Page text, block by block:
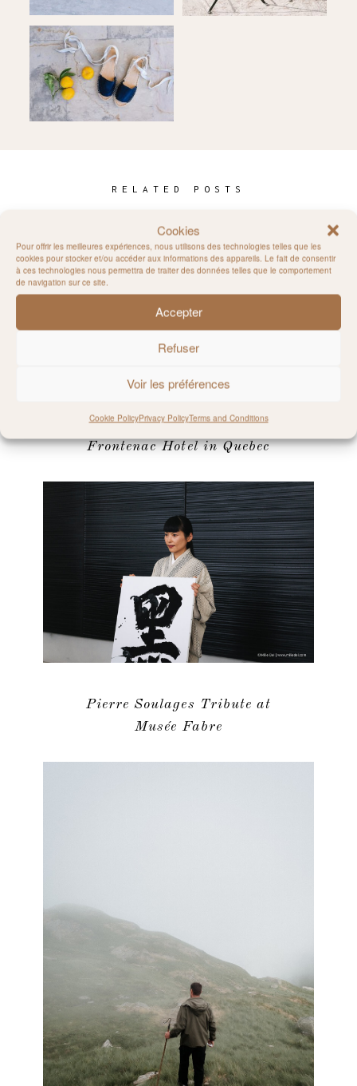
Cookies
Pour offrir les meilleures expériences, nous utilisons des technologies telles que les
cookies pour stocker et/ou accéder aux informations des appareils. Le fait de consentir
à ces technologies nous permettra de traiter des données telles que le comportement
de navigation sur ce site.
Accepter
Refuser
Voir les préférences
Cookie PolicyPrivacy PolicyTerms and Conditions
RELATED POSTS
Frontenac Hotel in Quebec
Pierre Soulages Tribute at
Musée Fabre